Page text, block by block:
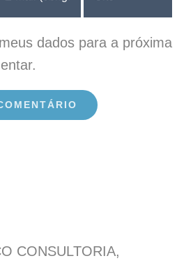
dados para a próxima
CONSULTORIA,